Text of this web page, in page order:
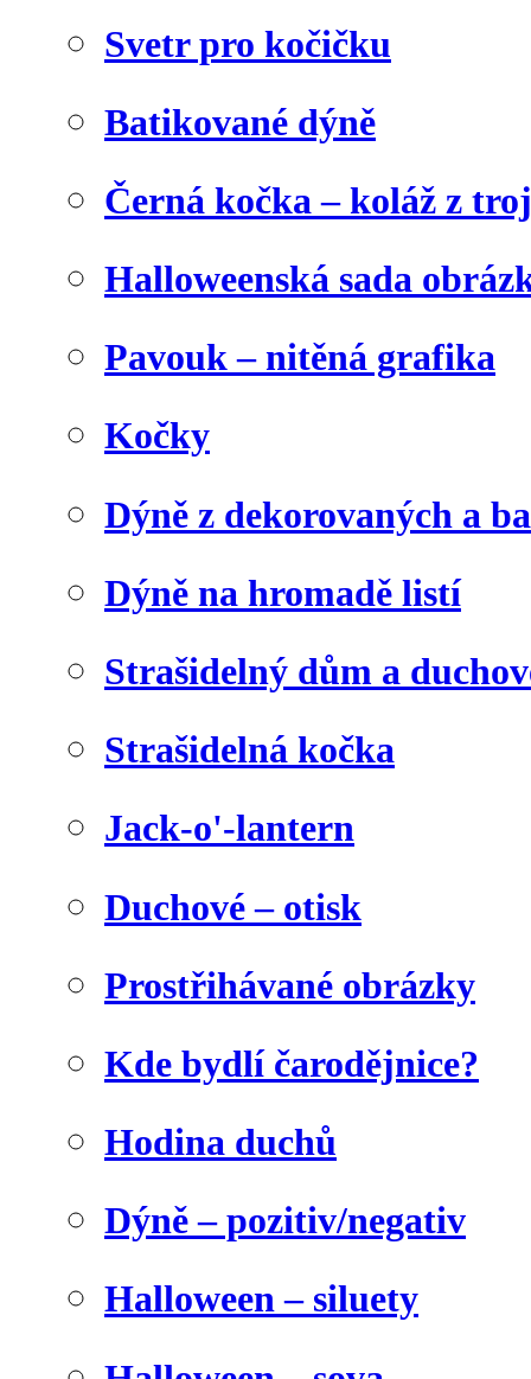
Svetr pro kočičku
Batikované dýně
Černá kočka – koláž z
Halloweenská sada
Pavouk – nitěná grafika
Kočky
Dýně z dekorovaných a
Dýně na hromadě listí
Strašidelný dům a
Strašidelná kočka
Jack-o'-lantern
Duchové – otisk
Prostřihávané obrázky
Kde bydlí čarodějnice?
Hodina duchů
Dýně – pozitiv/negativ
Halloween – siluety